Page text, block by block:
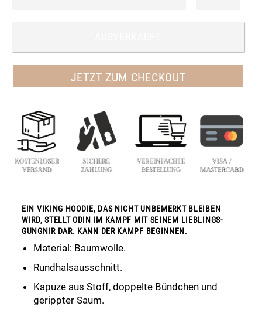
JETZT ZUM CHECKOUT
EIN VIKING HOODIE, DAS NICHT UNBEMERKT BLEIBEN
WIRD, STELLT ODIN IM KAMPF MIT SEINEM LIEBLINGS-
GUNGNIR DAR. KANN DER KAMPF BEGINNEN.
Material: Baumwolle.
Rundhalsausschnitt.
Kapuze aus Stoff, doppelte Bündchen und
gerippter Saum.